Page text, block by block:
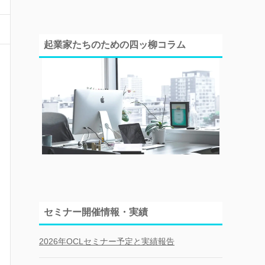
起業家たちのための四ッ柳コラム
セミナー開催情報・実績
2026年OCLセミナー予定と実績報告